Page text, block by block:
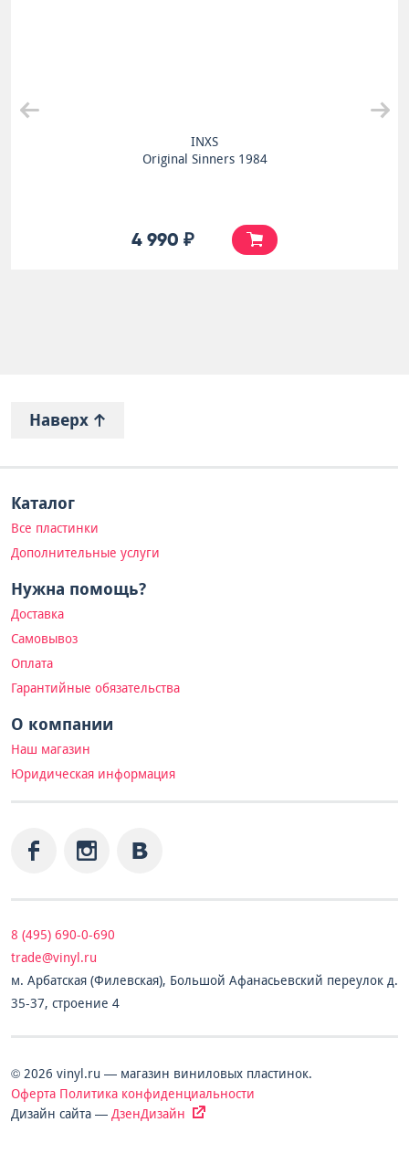
INXS
Original Sinners 1984
4 990 ₽
Наверх
Каталог
Все пластинки
Дополнительные услуги
Нужна помощь?
Доставка
Самовывоз
Оплата
Гарантийные обязательства
О компании
Наш магазин
Юридическая информация
8 (495) 690-0-690
trade@vinyl.ru
м. Арбатская (Филевская), Большой Афанасьевский переулок д.
35-37, строение 4
© 2026 vinyl.ru — магазин виниловых пластинок.
Оферта Политика конфиденциальности
Дизайн сайта — ДзенДизайн